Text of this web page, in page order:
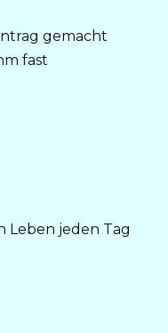
gemacht
fast
Leben jeden Tag